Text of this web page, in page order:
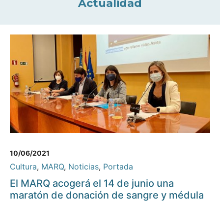
Actualidad
10/06/2021
Cultura, MARQ, Noticias, Portada
El MARQ acogerá el 14 de junio una
maratón de donación de sangre y médula